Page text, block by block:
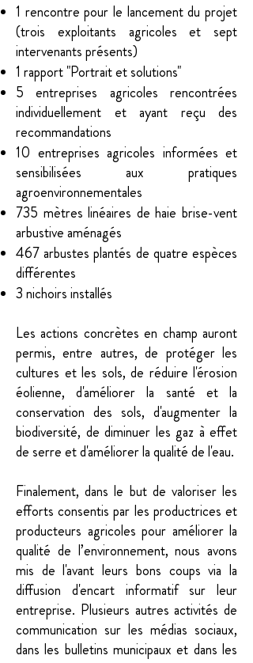
1 rencontre pour le lancement du projet
(trois exploitants agricoles et sept
intervenants présents)
1 rapport "Portrait et solutions"
5 entreprises agricoles rencontrées
individuellement et ayant reçu des
recommandations
10 entreprises agricoles informées et
sensibilisées aux pratiques
agroenvironnementales
735 mètres linéaires de haie brise-vent
arbustive aménagés
467 arbustes plantés de quatre espèces
différentes
3 nichoirs installés
​Les actions concrètes en champ auront
permis, entre autres, de protéger les
cultures et les sols, de réduire l'érosion
éolienne, d'améliorer la santé et la
conservation des sols, d'augmenter la
biodiversité, de diminuer les gaz à effet
de serre et d'améliorer la qualité de l'eau.
Finalement, dans le but de valoriser les
efforts consentis par les productrices et
producteurs agricoles pour améliorer la
qualité de l’environnement, nous avons
mis de l'avant leurs bons coups via la
diffusion d'encart informatif sur leur
entreprise. Plusieurs autres activités de
communication sur les médias sociaux,
dans les bulletins municipaux et dans les